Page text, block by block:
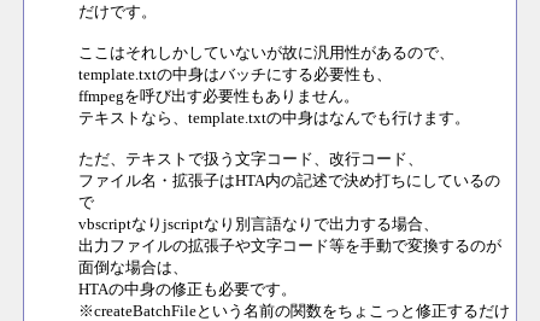
だけです。
ここはそれしかしていないが故に汎用性があるので、
template.txtの中身はバッチにする必要性も、
ffmpegを呼び出す必要性もありません。
テキストなら、template.txtの中身はなんでも行けます。
ただ、テキストで扱う文字コード、改行コード、
ファイル名・拡張子はHTA内の記述で決め打ちにしているの
で
vbscriptなりjscriptなり別言語なりで出力する場合、
出力ファイルの拡張子や文字コード等を手動で変換するのが
面倒な場合は、
HTAの中身の修正も必要です。
※createBatchFileという名前の関数をちょこっと修正するだけ